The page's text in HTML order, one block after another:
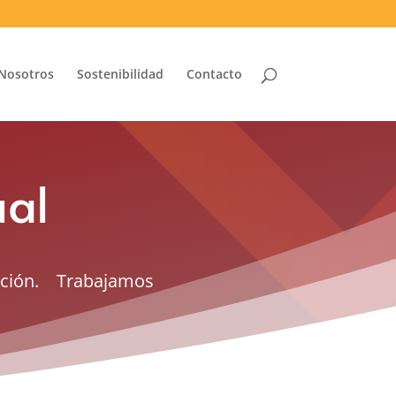
Sostenibilidad Contacto
Trabajamos